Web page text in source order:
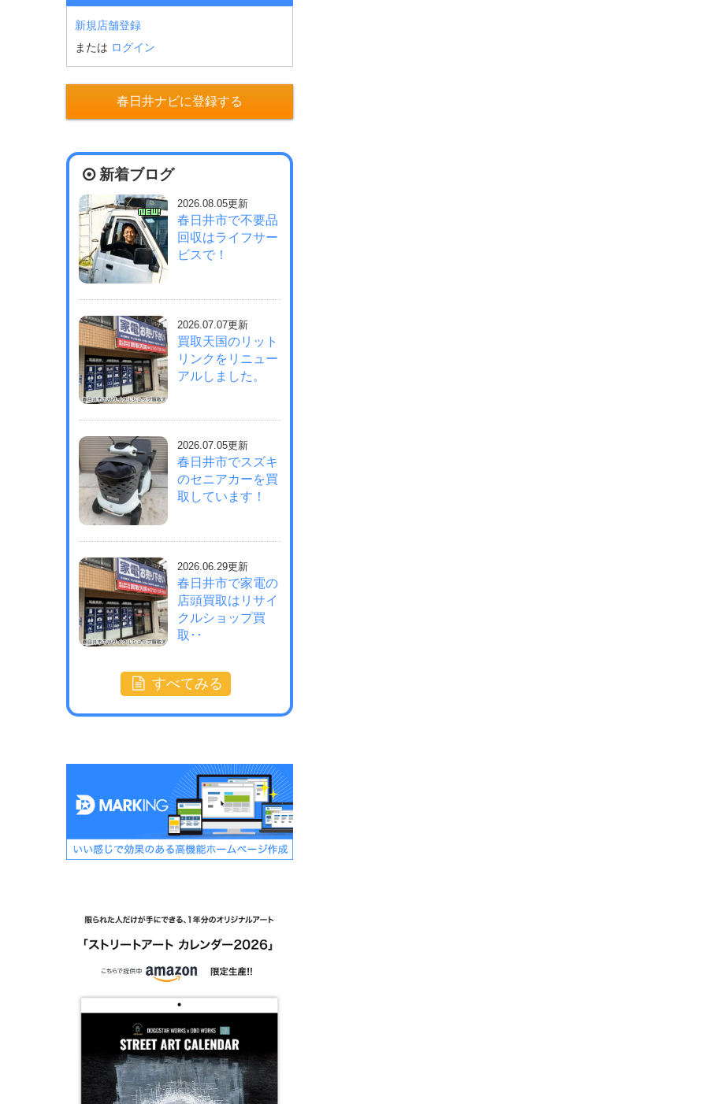
新規店舗登録
または ログイン
春日井ナビに登録する
新着ブログ
2026.08.05更新
春日井市で不要品
回収はライフサー
ビスで！
2026.07.07更新
買取天国のリット
リンクをリニュー
アルしました。
2026.07.05更新
春日井市でスズキ
のセニアカーを買
取しています！
2026.06.29更新
春日井市で家電の
店頭買取はリサイ
クルショップ買
取･･
すべてみる